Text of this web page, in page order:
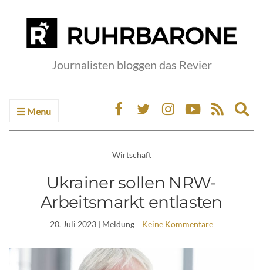
Journalisten bloggen das Revier
Menu
Wirtschaft
Ukrainer sollen NRW-
Arbeitsmarkt entlasten
20. Juli 2023 | Meldung Keine Kommentare